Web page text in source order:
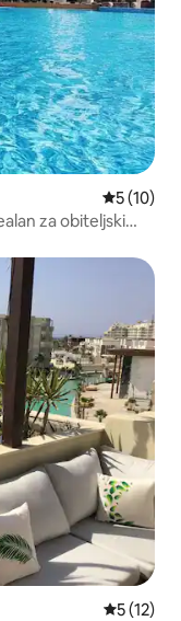
Prosječna
5 (10)
za obiteljski
Prosječna
5 (12)